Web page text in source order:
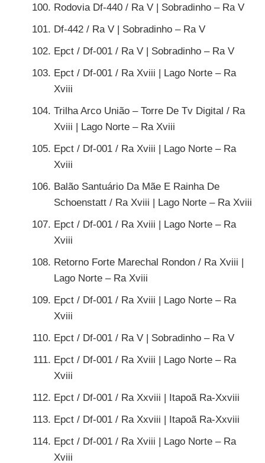
Rodovia Df-440 / Ra V | Sobradinho – Ra V
Df-442 / Ra V | Sobradinho – Ra V
Epct / Df-001 / Ra V | Sobradinho – Ra V
Epct / Df-001 / Ra Xviii | Lago Norte – Ra
Xviii
Trilha Arco União – Torre De Tv Digital / Ra
Xviii | Lago Norte – Ra Xviii
Epct / Df-001 / Ra Xviii | Lago Norte – Ra
Xviii
Balão Santuário Da Mãe E Rainha De
Schoenstatt / Ra Xviii | Lago Norte – Ra Xviii
Epct / Df-001 / Ra Xviii | Lago Norte – Ra
Xviii
Retorno Forte Marechal Rondon / Ra Xviii |
Lago Norte – Ra Xviii
Epct / Df-001 / Ra Xviii | Lago Norte – Ra
Xviii
Epct / Df-001 / Ra V | Sobradinho – Ra V
Epct / Df-001 / Ra Xviii | Lago Norte – Ra
Xviii
Epct / Df-001 / Ra Xxviii | Itapoã Ra-Xxviii
Epct / Df-001 / Ra Xxviii | Itapoã Ra-Xxviii
Epct / Df-001 / Ra Xviii | Lago Norte – Ra
Xviii